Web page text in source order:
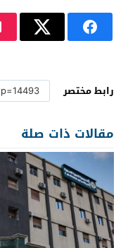
رابط مختصر
مقالات ذات صلة